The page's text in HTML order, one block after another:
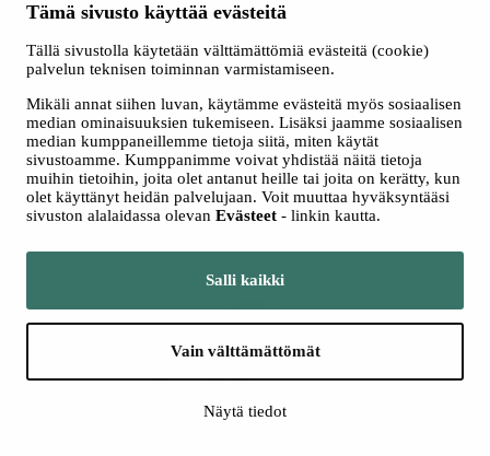
Tämä sivusto käyttää evästeitä
Tällä sivustolla käytetään välttämättömiä evästeitä (cookie)
palvelun teknisen toiminnan varmistamiseen.
Mikäli annat siihen luvan, käytämme evästeitä myös sosiaalisen
median ominaisuuksien tukemiseen. Lisäksi jaamme sosiaalisen
median kumppaneillemme tietoja siitä, miten käytät
sivustoamme. Kumppanimme voivat yhdistää näitä tietoja
muihin tietoihin, joita olet antanut heille tai joita on kerätty, kun
olet käyttänyt heidän palvelujaan. Voit muuttaa hyväksyntääsi
sivuston alalaidassa olevan Evästeet - linkin kautta.
Salli kaikki
Vain välttämättömät
Näytä tiedot
Kopioi linkki leikepöydälle